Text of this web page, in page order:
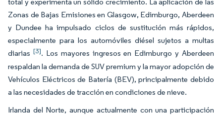
Zonas de Bajas Emisiones en Glasgow, Edimburgo, Aberdeen
y Dundee ha impulsado ciclos de sustitución más rápidos,
especialmente para los automóviles diésel sujetos a multas
diarias [3]. Los mayores ingresos en Edimburgo y Aberdeen
respaldan la demanda de SUV premium y la mayor adopción de
Vehículos Eléctricos de Batería (BEV), principalmente debido
a las necesidades de tracción en condiciones de nieve.
Irlanda del Norte, aunque actualmente con una participación